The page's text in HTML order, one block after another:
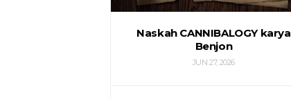
Naskah CANNIBALOGY karya
Benjon
JUN 27, 2026